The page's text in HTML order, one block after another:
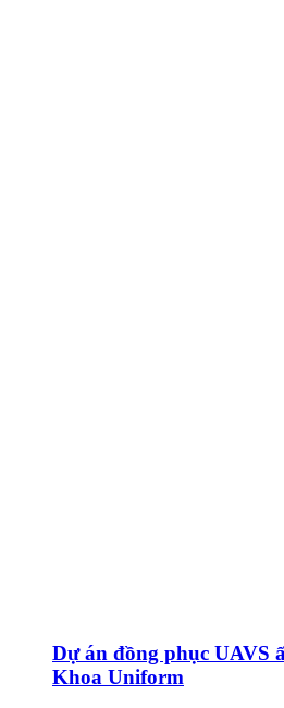
Dự án đồng phục UAVS
Khoa Uniform